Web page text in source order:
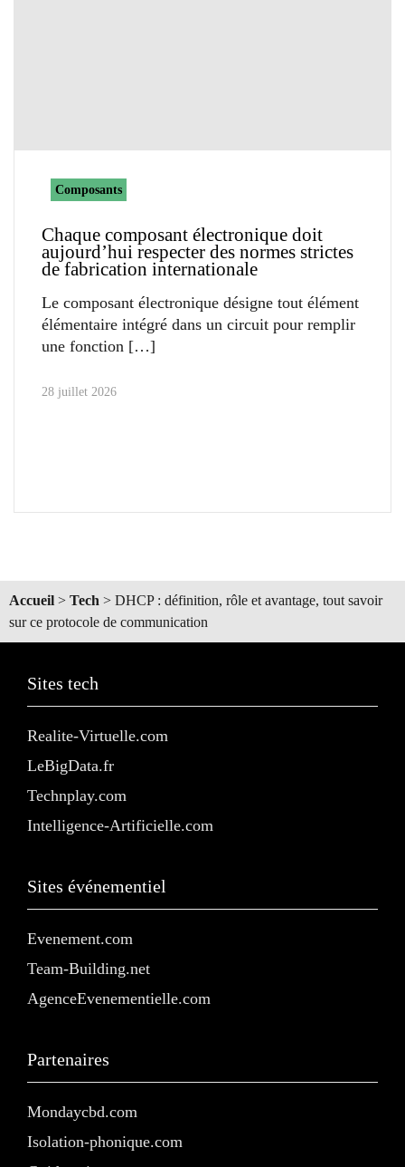
Composants
Chaque composant électronique doit
aujourd’hui respecter des normes strictes
de fabrication internationale
Le composant électronique désigne tout élément
élémentaire intégré dans un circuit pour remplir
une fonction
28 juillet 2026
Accueil > Tech > DHCP : définition, rôle et avantage, tout savoir
sur ce protocole de communication
Sites tech
Realite-Virtuelle.com
LeBigData.fr
Technplay.com
Intelligence-Artificielle.com
Sites événementiel
Evenement.com
Team-Building.net
AgenceEvenementielle.com
Partenaires
Mondaycbd.com
Isolation-phonique.com